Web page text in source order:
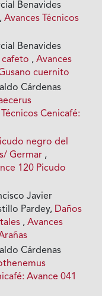
Benavides
,Avances Técnicos
Benavides
cafeto ,Avances
cuernito
Cárdenas
Cenicafé:
negro del
Germar ,
120 Picudo
Javier
Pardey, Daños
,Avances
Cárdenas
Avance 041